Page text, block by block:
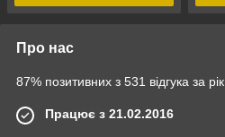
Про нас
87% позитивних з 531 відгука за рік
Працює з 21.02.2016